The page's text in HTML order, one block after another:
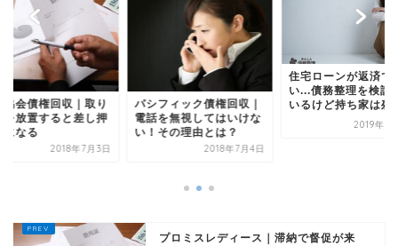
フィック債権回収｜
を無視してはいけな
その理由とは？
2018年7月4日
住宅ローンが返済できな
い...債務整理を検討して
いるけど持ち家は残...
2019年7月15日
保証協会債権回収｜
プロミスレディース｜滞納で督促が来